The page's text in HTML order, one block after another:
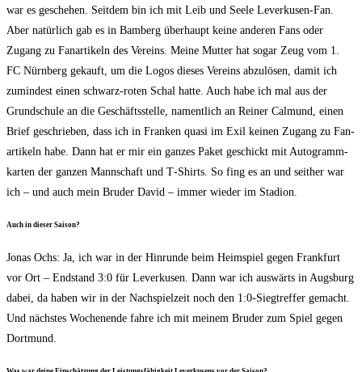
war es gesche­hen. Seit­dem bin ich mit Leib und See­le Lever­ku­sen-Fan.
Aber natür­lich gab es in Bam­berg über­haupt kei­ne ande­ren Fans oder
Zugang zu Fan­ar­ti­keln des Ver­eins. Mei­ne Mut­ter hat sogar Zeug vom 1.
FC Nürn­berg gekauft, um die Logos die­ses Ver­eins abzu­lö­sen, damit ich
zumin­dest einen schwarz-roten Schal hat­te. Auch habe ich mal aus der
Grund­schu­le an die Geschäfts­stel­le, nament­lich an Rei­ner Cal­mund, einen
Brief geschrie­ben, dass ich in Fran­ken qua­si im Exil kei­nen Zugang zu Fan­
ar­ti­keln habe. Dann hat er mir ein gan­zes Paket geschickt mit Auto­gramm­
kar­ten der gan­zen Mann­schaft und T‑Shirts. So fing es an und seit­her war
ich – und auch mein Bru­der David – immer wie­der im Stadion.
Auch in die­ser Saison?
Jonas Ochs: Ja, ich war in der Hin­run­de beim Heim­spiel gegen Frank­furt
vor Ort – End­stand 3:0 für Lever­ku­sen. Dann war ich aus­wärts in Augs­burg
dabei, da haben wir in der Nach­spiel­zeit noch den 1:0‑Siegtreffer gemacht.
Und nächs­tes Wochen­en­de fah­re ich mit mei­nem Bru­der zum Spiel gegen
Dortmund.